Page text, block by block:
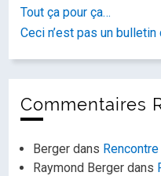
Tout ça pour ça…
Ceci n’est pas un
Commentaires
Berger dans
Raymond Berger dans